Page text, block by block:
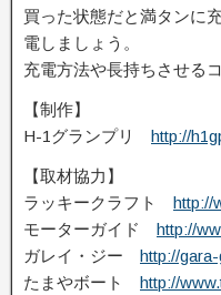
買った状態だと満タンに
電しましょう。
充電方法や長持ちさせる
【制作】
H-1グランプリ http://
【取材協力】
ラッキークラフト http://
モーターガイド http://
ガレイ・ジー http://
たまやボート http://